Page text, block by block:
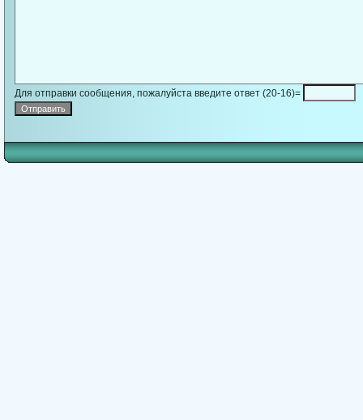
Для отправки сообщения, пожалуйста введите ответ (20-16)=